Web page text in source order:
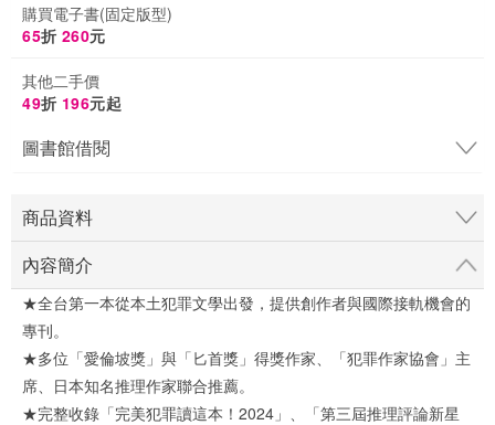
購買電子書(固定版型)
65折 260元
其他二手價
49折 196元起
圖書館借閱
商品資料
內容簡介
★全台第一本從本土犯罪文學出發，提供創作者與國際接軌機會的
專刊。
★多位「愛倫坡獎」與「匕首獎」得獎作家、「犯罪作家協會」主
席、日本知名推理作家聯合推薦。
★完整收錄「完美犯罪讀這本！2024」、「第三屆推理評論新星